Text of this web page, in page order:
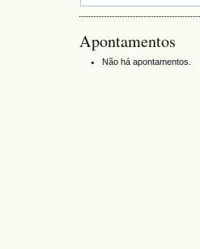
Apontamentos
Não há apontamentos.